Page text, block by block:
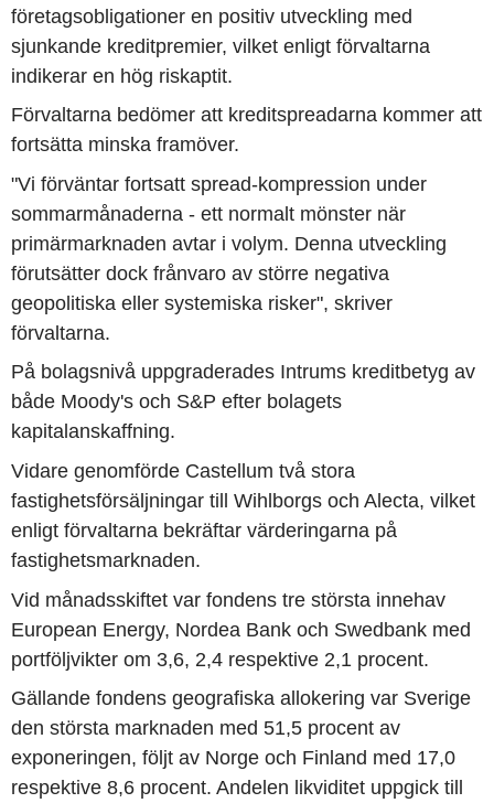
företagsobligationer en positiv utveckling med
sjunkande kreditpremier, vilket enligt förvaltarna
indikerar en hög riskaptit.
Förvaltarna bedömer att kreditspreadarna kommer att
fortsätta minska framöver.
"Vi förväntar fortsatt spread-kompression under
sommarmånaderna - ett normalt mönster när
primärmarknaden avtar i volym. Denna utveckling
förutsätter dock frånvaro av större negativa
geopolitiska eller systemiska risker", skriver
förvaltarna.
På bolagsnivå uppgraderades Intrums kreditbetyg av
både Moody's och S&P efter bolagets
kapitalanskaffning.
Vidare genomförde Castellum två stora
fastighetsförsäljningar till Wihlborgs och Alecta, vilket
enligt förvaltarna bekräftar värderingarna på
fastighetsmarknaden.
Vid månadsskiftet var fondens tre största innehav
European Energy, Nordea Bank och Swedbank med
portföljvikter om 3,6, 2,4 respektive 2,1 procent.
Gällande fondens geografiska allokering var Sverige
den största marknaden med 51,5 procent av
exponeringen, följt av Norge och Finland med 17,0
respektive 8,6 procent. Andelen likviditet uppgick till